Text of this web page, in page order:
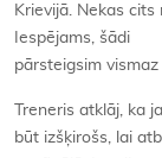
Krievijā. Nekas
Iespējams, šādi
pārsteigsim
Treneris atklāj, ka
būt izšķirošs, lai